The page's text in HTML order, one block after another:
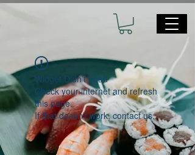
Widget Didn’t Load
Check your internet and refresh
this page.
If that doesn’t work, contact us.